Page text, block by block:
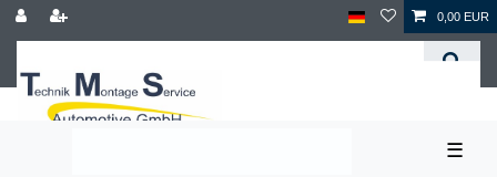
0,00 EUR
☰